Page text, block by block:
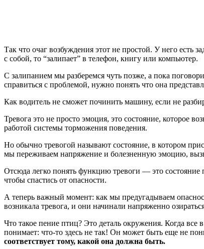
Так что очаг возбуждения этот не простой. У него есть
с собой, то “залипает” в телефон, книгу или компьютер.
С залипанием мы разберемся чуть позже, а пока
справиться с проблемой, нужно понять что она
Как водитель не сможет починить машину, если не
Тревога это не просто эмоция, это состояние, которое
работой системы торможения поведения.
Но обычно тревогой называют состояние, в котором
мы переживаем напряжение и болезненную эмоцию,
Отсюда легко понять функцию тревоги — это
чтобы спастись от опасности.
А теперь важный момент: как мы предугадываем
возникала тревога, и они начинали напряженно
Что такое пение птиц? Это деталь окружения. Когда
понимает: что-то здесь не так! Он может быть еще не
соответствует тому, какой она должна быть.